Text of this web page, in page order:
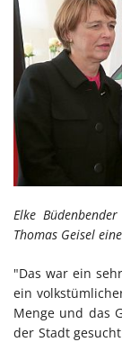
Elke
Thomas Geisel
"Das war ein
ein
Menge und das
der Stadt